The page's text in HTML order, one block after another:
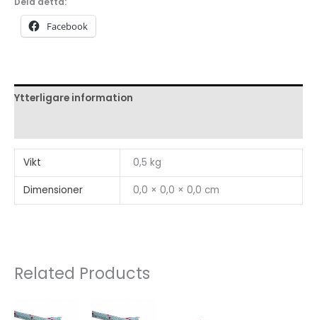
55m
mängd Facebook
Ytterligare information
Vikt 0,5 kg
Dimensioner 0,0 × 0,0 × 0,0 cm
Related Products